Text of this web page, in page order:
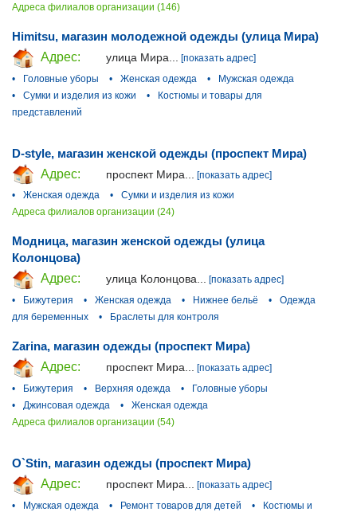
Адреса филиалов организации (146)
Himitsu, магазин молодежной одежды (улица Мира)
Адрес:
улица Мира...
[показать адрес]
•
Головные уборы • Женская одежда •
Мужская одежда
•
Сумки и изделия из кожи •
Костюмы и товары для
представлений
D-style, магазин женской одежды (проспект Мира)
Адрес:
проспект Мира...
[показать адрес]
•
Женская одежда •
Сумки и изделия из кожи
Адреса филиалов организации (24)
Модница, магазин женской одежды (улица
Колонцова)
Адрес:
улица Колонцова... [показать адрес]
•
Бижутерия • Женская одежда • Нижнее бельё •
Одежда
для беременных
• Браслеты для контроля
Zarina, магазин одежды (проспект Мира)
Адрес:
проспект Мира...
[показать адрес]
•
Бижутерия • Верхняя одежда •
Головные уборы
•
Джинсовая одежда •
Женская одежда
Адреса филиалов организации (54)
O`Stin, магазин одежды (проспект Мира)
Адрес:
проспект Мира...
[показать адрес]
•
Мужская одежда • Ремонт товаров для детей •
Костюмы и